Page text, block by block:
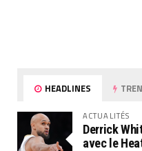
HEADLINES
ACTUALITÉS
Derrick
avec le